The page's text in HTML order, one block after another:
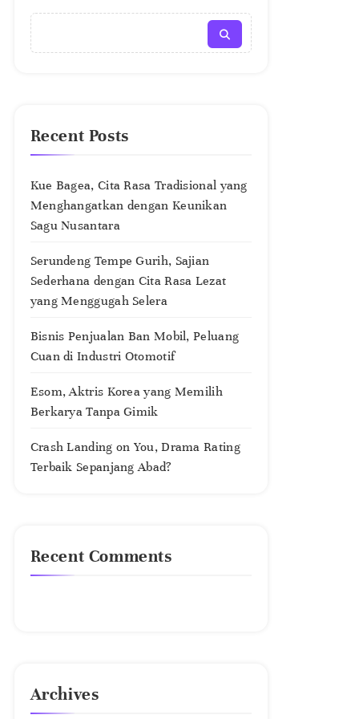
Recent Posts
Kue Bagea, Cita Rasa Tradisional yang
Menghangatkan dengan Keunikan
Sagu Nusantara
Serundeng Tempe Gurih, Sajian
Sederhana dengan Cita Rasa Lezat
yang Menggugah Selera
Bisnis Penjualan Ban Mobil, Peluang
Cuan di Industri Otomotif
Esom, Aktris Korea yang Memilih
Berkarya Tanpa Gimik
Crash Landing on You, Drama Rating
Terbaik Sepanjang Abad?
Recent Comments
Archives